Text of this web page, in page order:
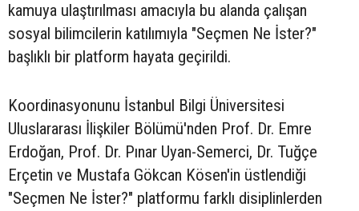
kamuya ulaştırılması amacıyla bu alanda çalışan
sosyal bilimcilerin katılımıyla "Seçmen Ne İster?"
başlıklı bir platform hayata geçirildi.
Koordinasyonunu İstanbul Bilgi Üniversitesi
Uluslararası İlişkiler Bölümü'nden Prof. Dr. Emre
Erdoğan, Prof. Dr. Pınar Uyan-Semerci, Dr. Tuğçe
Erçetin ve Mustafa Gökcan Kösen'in üstlendiği
"Seçmen Ne İster?" platformu farklı disiplinlerden